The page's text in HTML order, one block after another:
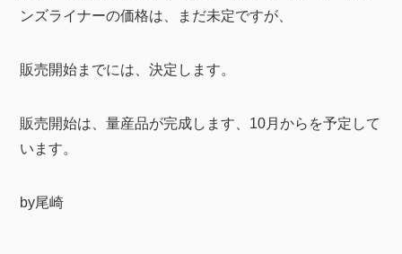
ンズライナーの価格は、まだ未定ですが、
販売開始までには、決定します。
販売開始は、量産品が完成します、10月からを予定して
います。
by尾崎